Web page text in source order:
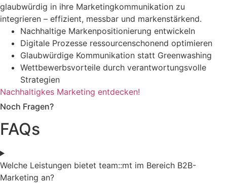
glaubwürdig in ihre Marketingkommunikation zu
integrieren – effizient, messbar und markenstärkend.
Nachhaltige Markenpositionierung entwickeln
Digitale Prozesse ressourcenschonend optimieren
Glaubwürdige Kommunikation statt Greenwashing
Wettbewerbsvorteile durch verantwortungsvolle
Strategien
Nachhaltigkes Marketing entdecken!
Noch Fragen?
FAQs
Welche Leistungen bietet team::mt im Bereich B2B-
Marketing an?